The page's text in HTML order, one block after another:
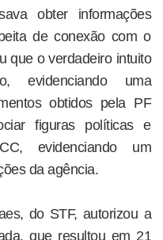
obter informações
de conexão com o
que o verdadeiro intuito
evidenciando uma
obtidos pela PF
figuras políticas e
evidenciando um
da agência.
do STF, autorizou a
que resultou em 21